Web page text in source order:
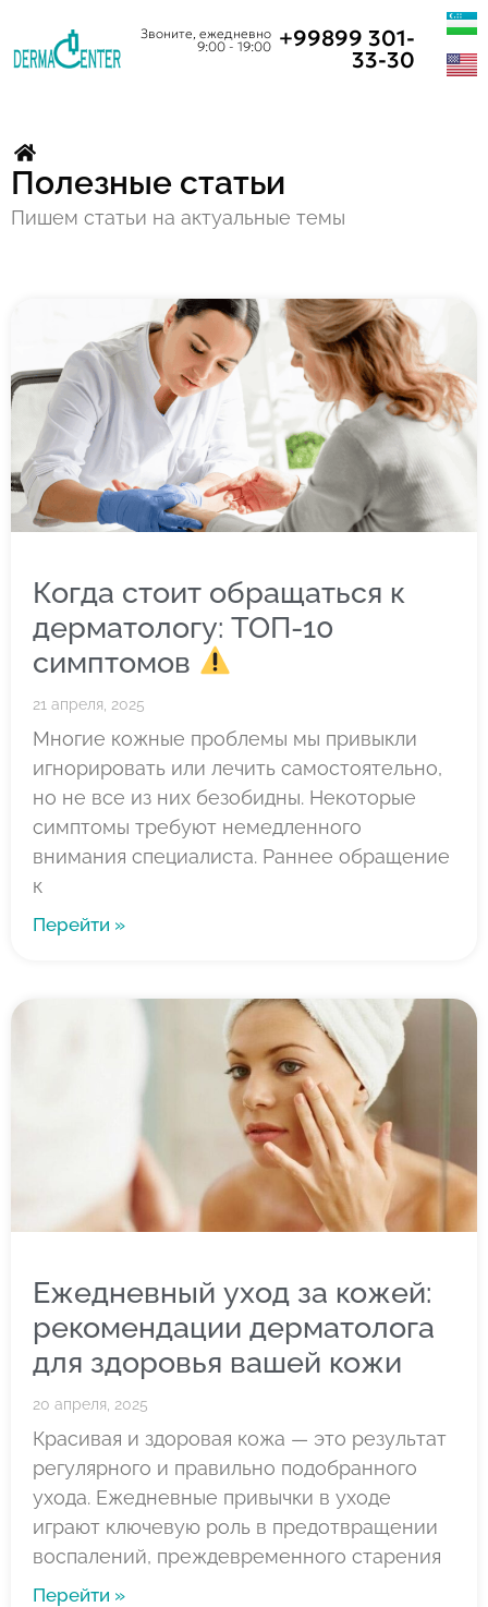
Звоните, ежедневно
9:00 - 19:00 +99899 301-
33-30
Полезные статьи
Пишем статьи на актуальные темы
Когда стоит обращаться к
дерматологу: ТОП-10
симптомов
21 апреля, 2025
Многие кожные проблемы мы привыкли
игнорировать или лечить самостоятельно,
но не все из них безобидны. Некоторые
симптомы требуют немедленного
внимания специалиста. Раннее обращение
к
Перейти »
Ежедневный уход за кожей:
рекомендации дерматолога
для здоровья вашей кожи
20 апреля, 2025
Красивая и здоровая кожа — это результат
регулярного и правильно подобранного
ухода. Ежедневные привычки в уходе
играют ключевую роль в предотвращении
воспалений, преждевременного старения
Перейти »